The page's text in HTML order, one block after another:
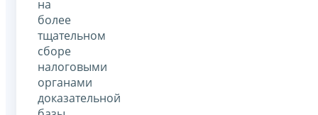
на
более
тщательном
сборе
налоговыми
органами
доказательной